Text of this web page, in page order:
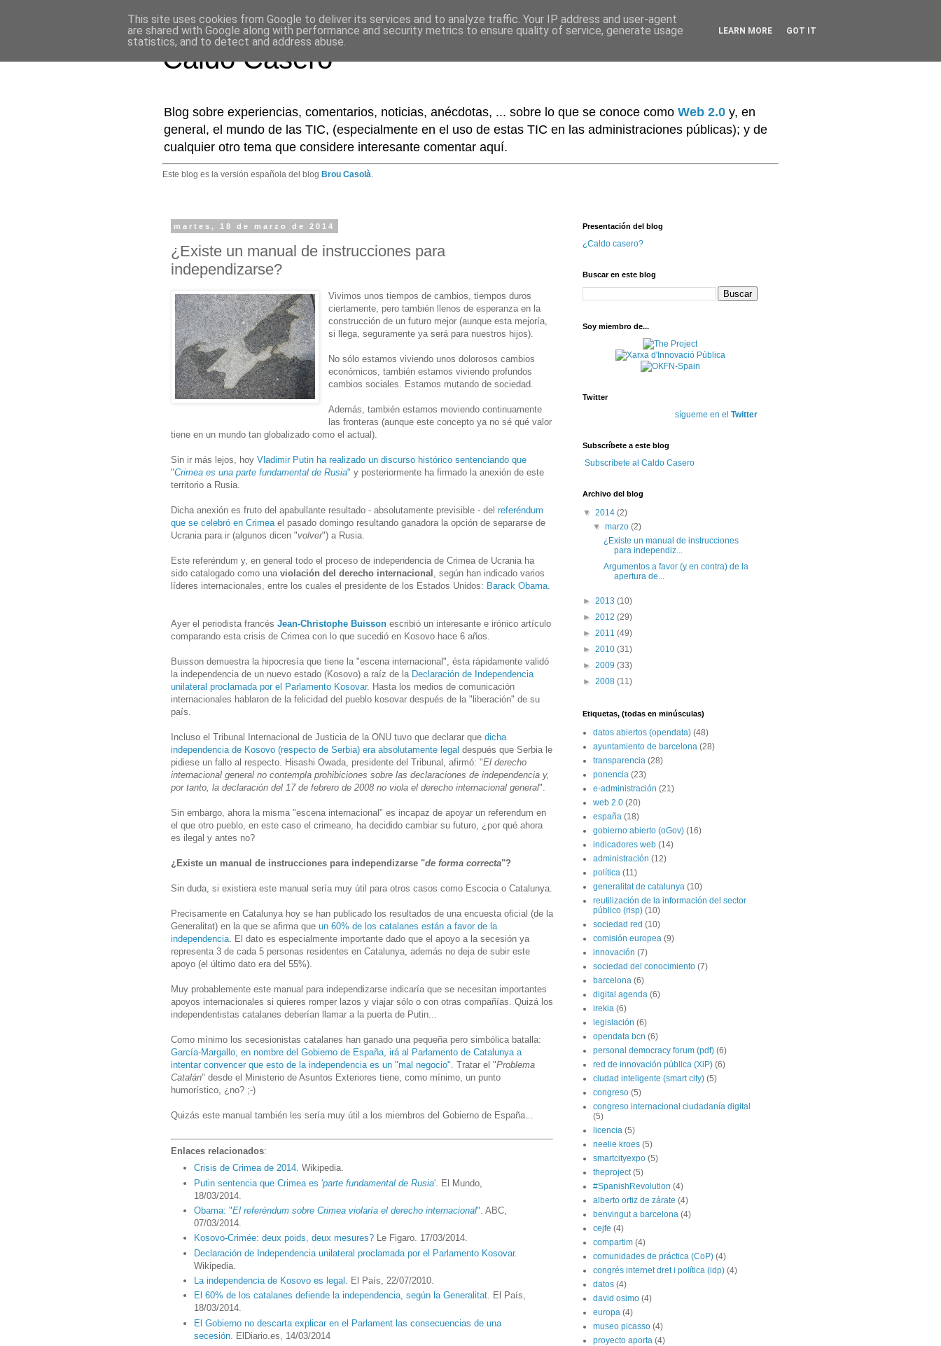
Caldo Casero
Blog sobre experiencias, comentarios, noticias, anécdotas, ... sobre lo que se conoce como Web 2.0 y, en
general, el mundo de las TIC, (especialmente en el uso de estas TIC en las administraciones públicas); y de
cualquier otro tema que considere interesante comentar aquí.
Este blog es la versión española del blog Brou Casolà.
martes, 18 de marzo de 2014
¿Existe un manual de instrucciones para
independizarse?
Vivimos unos tiempos de cambios, tiempos duros
ciertamente, pero también llenos de esperanza en la
construcción de un futuro mejor (aunque esta mejoría,
si llega, seguramente ya será para nuestros hijos).
No sólo estamos viviendo unos dolorosos cambios
económicos, también estamos viviendo profundos
cambios sociales. Estamos mutando de sociedad.
Además, también estamos moviendo continuamente
las fronteras (aunque este concepto ya no sé qué valor
tiene en un mundo tan globalizado como el actual).
Sin ir más lejos, hoy Vladimir Putin ha realizado un discurso histórico sentenciando que
"Crimea es una parte fundamental de Rusia" y posteriormente ha firmado la anexión de este
territorio a Rusia.
Dicha anexión es fruto del apabullante resultado - absolutamente previsible - del referéndum
que se celebró en Crimea el pasado domingo resultando ganadora la opción de separarse de
Ucrania para ir (algunos dicen "volver") a Rusia.
Este referéndum y, en general todo el proceso de independencia de Crimea de Ucrania ha
sido catalogado como una violación del derecho internacional , según han indicado varios
líderes internacionales, entre los cuales el presidente de los Estados Unidos: Barack Obama
Ayer el periodista francés Jean-Christophe Buisson escribió un interesante e irónico artículo
comparando esta crisis de Crimea con lo que sucedió en Kosovo hace 6 años.
Buisson demuestra la hipocresía que tiene la "escena internacional", ésta rápidamente validó
la independencia de un nuevo estado (Kosovo) a raíz de la Declaración de Independencia
unilateral proclamada por el Parlamento Kosovar. Hasta los medios de comunicación
internacionales hablaron de la felicidad del pueblo kosovar después de la "liberación" de su
país.
Incluso el Tribunal Internacional de Justicia de la ONU tuvo que declarar que dicha
independencia de Kosovo (respecto de Serbia) era absolutamente legal después que Serbia le
pidiese un fallo al respecto. Hisashi Owada, presidente del Tribunal, afirmó: "El derecho
internacional general no contempla prohibiciones sobre las declaraciones de independencia y,
por tanto, la declaración del 17 de febrero de 2008 no viola el derecho internacional general".
Sin embargo, ahora la misma "escena internacional" es incapaz de apoyar un referendum en
el que otro pueblo, en este caso el crimeano, ha decidido cambiar su futuro, ¿por qué ahora
es ilegal y antes no?
¿Existe un manual de instrucciones para independizarse "de forma correcta"?
Sin duda, si existiera este manual sería muy útil para otros casos como Escocia o Catalunya.
Precisamente en Catalunya hoy se han publicado los resultados de una encuesta oficial (de la
Generalitat) en la que se afirma que un 60% de los catalanes están a favor de la
independencia . El dato es especialmente importante dado que el apoyo a la secesión ya
representa 3 de cada 5 personas residentes en Catalunya, además no deja de subir este
apoyo (el último dato era del 55%).
Muy probablemente este manual para independizarse indicaría que se necesitan importantes
apoyos internacionales si quieres romper lazos y viajar sólo o con otras compañías. Quizá los
independentistas catalanes deberían llamar a la puerta de Putin...
Como mínimo los secesionistas catalanes han ganado una pequeña pero simbólica batalla:
García-Margallo, en nombre del Gobierno de España, irá al Parlamento de Catalunya a
intentar convencer que esto de la independencia es un "mal negocio" . Tratar el "Problema
Catalán" desde el Ministerio de Asuntos Exteriores tiene, como mínimo, un punto
humorístico, ¿no? ;-)
Quizás este manual también les sería muy útil a los miembros del Gobierno de España...
Enlaces relacionados:
Crisis de Crimea de 2014. Wikipedia.
Putin sentencia que Crimea es 'parte fundamental de Rusia' . El Mundo,
18/03/2014.
Obama: "El referéndum sobre Crimea violaría el derecho internacional". ABC,
07/03/2014.
Kosovo-Crimée: deux poids, deux mesures? Le Figaro. 17/03/2014.
Declaración de Independencia unilateral proclamada por el Parlamento Kosovar.
Wikipedia.
La independencia de Kosovo es legal
. El País, 22/07/2010.
El 60% de los catalanes defiende la independencia, según la Generalitat. El País,
18/03/2014.
El Gobierno no descarta explicar en el Parlament las consecuencias de una
secesión . ElDiario.es, 14/03/2014
Presentación del blog
¿Caldo casero?
Buscar en este blog
Soy miembro de...
Twitter
sígueme en el Twitter
Subscríbete a este blog
Subscríbete al Caldo Casero
Archivo del blog
▼ 2014 (2)
▼marzo(2)
¿Existe un manual de instrucciones
para independiz...
Argumentos a favor (y en contra) de la
apertura de...
► 2013 (10)
► 2012 (29)
► 2011 (49)
► 2010 (31)
► 2009 (33)
► 2008 (11)
Etiquetas, (todas en minúsculas)
datos abiertos (opendata) (48)
ayuntamiento de barcelona (28)
transparencia (28)
ponencia (23)
e-administración (21)
web 2.0 (20)
españa (18)
gobierno abierto (oGov) (16)
indicadores web (14)
administración (12)
política (11)
generalitat de catalunya (10)
reutilización de la información del sector
público (risp) (10)
sociedad red (10)
comisión europea (9)
innovación (7)
sociedad del conocimiento (7)
barcelona (6)
digital agenda (6)
irekia (6)
legislación (6)
opendata bcn (6)
personal democracy forum (pdf) (6)
red de innovación pública (XiP) (6)
ciudad inteligente (smart city) (5)
congreso (5)
congreso internacional ciudadanía digital
(5)
licencia (5)
neelie kroes (5)
smartcityexpo (5)
theproject (5)
#SpanishRevolution (4)
alberto ortiz de zárate (4)
benvingut a barcelona (4)
cejfe (4)
compartim (4)
comunidades de práctica (CoP) (4)
congrés internet dret i política (idp) (4)
datos (4)
david osimo (4)
europa (4)
museo picasso (4)
proyecto aporta (4)
This site uses cookies from Google to deliver its services and to analyze traffic. Your IP address and user-agent
are shared with Google along with performance and security metrics to ensure quality of service, generate usage
statistics, and to detect and address abuse.
LEARN MORE GOT IT